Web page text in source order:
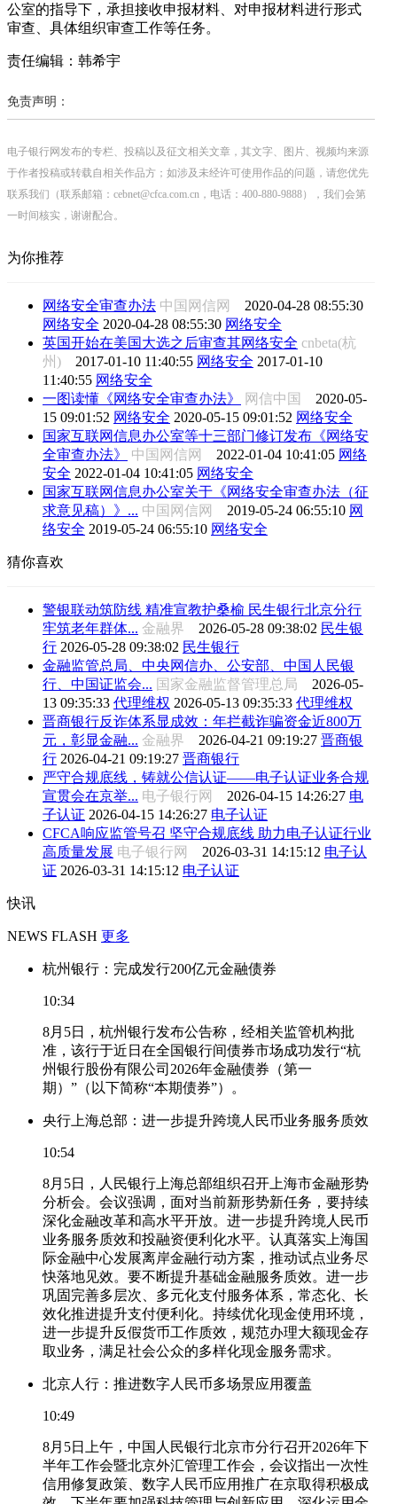
公室的指导下，承担接收申报材料、对申报材料进行形式
审查、具体组织审查工作等任务。
责任编辑：韩希宇
免责声明：
电子银行网发布的专栏、投稿以及征文相关文章，其文字、图片、视频均来源
于作者投稿或转载自相关作品方；如涉及未经许可使用作品的问题，请您优先
联系我们（联系邮箱：cebnet@cfca.com.cn，电话：400-880-9888），我们会第
一时间核实，谢谢配合。
为你推荐
网络安全审查办法 中国网信网 2020-04-28 08:55:30
网络安全 2020-04-28 08:55:30 网络安全
英国开始在美国大选之后审查其网络安全 cnbeta(杭
州) 2017-01-10 11:40:55 网络安全 2017-01-10
11:40:55 网络安全
一图读懂​《网络安全审查办法》
网信中国 2020-05-
15 09:01:52 网络安全 2020-05-15 09:01:52 网络安全
国家互联网信息办公室等十三部门修订发布《网络安
全审查办法》
中国网信网 2022-01-04 10:41:05 网络
安全 2022-01-04 10:41:05 网络安全
国家互联网信息办公室关于《网络安全审查办法（征
求意见稿）》... 中国网信网 2019-05-24 06:55:10 网
络安全 2019-05-24 06:55:10 网络安全
猜你喜欢
警银联动筑防线 精准宣教护桑榆 民生银行北京分行
牢筑老年群体... 金融界 2026-05-28 09:38:02 民生银
行 2026-05-28 09:38:02 民生银行
金融监管总局、中央网信办、公安部、中国人民银
行、中国证监会... 国家金融监督管理总局 2026-05-
13 09:35:33 代理维权 2026-05-13 09:35:33 代理维权
晋商银行反诈体系显成效：年拦截诈骗资金近800万
元，彰显金融... 金融界 2026-04-21 09:19:27 晋商银
行 2026-04-21 09:19:27 晋商银行
严守合规底线，铸就公信认证——电子认证业务合规
宣贯会在京举... 电子银行网 2026-04-15 14:26:27 电
子认证 2026-04-15 14:26:27 电子认证
CFCA响应监管号召 坚守合规底线 助力电子认证行业
高质量发展 电子银行网 2026-03-31 14:15:12 电子认
证 2026-03-31 14:15:12 电子认证
快讯
NEWS FLASH 更多
杭州银行：完成发行200亿元金融债券
10:34
8月5日，杭州银行发布公告称，经相关监管机构批
准，该行于近日在全国银行间债券市场成功发行“杭
州银行股份有限公司2026年金融债券（第一
期）”（以下简称“本期债券”）。
央行上海总部：进一步提升跨境人民币业务服务质效
10:54
8月5日，人民银行上海总部组织召开上海市金融形势
分析会。会议强调，面对当前新形势新任务，要持续
深化金融改革和高水平开放。进一步提升跨境人民币
业务服务质效和投融资便利化水平。认真落实上海国
际金融中心发展离岸金融行动方案，推动试点业务尽
快落地见效。要不断提升基础金融服务质效。进一步
巩固完善多层次、多元化支付服务体系，常态化、长
效化推进提升支付便利化。持续优化现金使用环境，
进一步提升反假货币工作质效，规范办理大额现金存
取业务，满足社会公众的多样化现金服务需求。
北京人行：推进数字人民币多场景应用覆盖
10:49
8月5日上午，中国人民银行北京市分行召开2026年下
半年工作会暨北京外汇管理工作会，会议指出一次性
信用修复政策、数字人民币应用推广在京取得积极成